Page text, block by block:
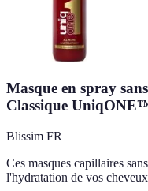
Masque en spray
Classique
Blissim FR
Ces masques capillaires
l'hydratation de vos